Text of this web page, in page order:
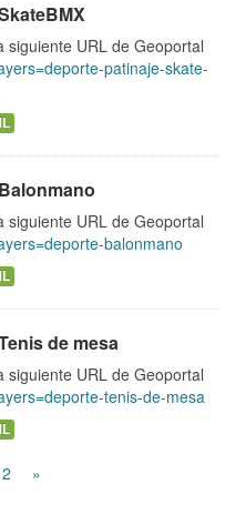
siguiente URL de Geoportal
patinaje-skate-
siguiente URL de Geoportal
balonmano
de mesa
siguiente URL de Geoportal
tenis-de-mesa
2 »